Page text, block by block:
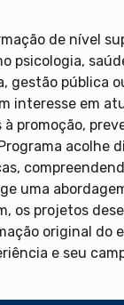
de nível
psicologia,
gestão pública
interesse em
promoção,
acolhe
uma
os projetos
original do
e seu